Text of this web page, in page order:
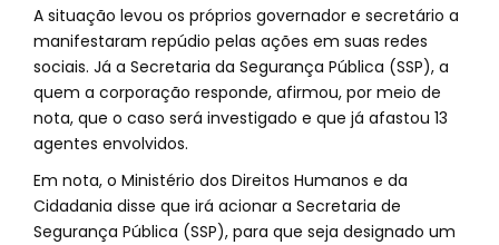
A situação levou os próprios governador e secretário a
manifestaram repúdio pelas ações em suas redes
sociais. Já a Secretaria da Segurança Pública (SSP), a
quem a corporação responde, afirmou, por meio de
nota, que o caso será investigado e que já afastou 13
agentes envolvidos.
Em nota, o Ministério dos Direitos Humanos e da
Cidadania disse que irá acionar a Secretaria de
Segurança Pública (SSP), para que seja designado um